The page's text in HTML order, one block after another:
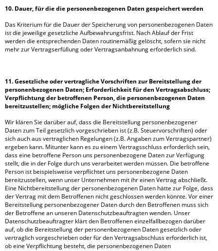
10. Dauer, für die die personenbezogenen Daten gespeichert werden
Das Kriterium für die Dauer der Speicherung von personenbezogenen Daten
ist die jeweilige gesetzliche Aufbewahrungsfrist. Nach Ablauf der Frist
werden die entsprechenden Daten routinemäßig gelöscht, sofern sie nicht
mehr zur Vertragserfüllung oder Vertragsanbahnung erforderlich sind.
11. Gesetzliche oder vertragliche Vorschriften zur Bereitstellung der
personenbezogenen Daten; Erforderlichkeit für den Vertragsabschluss;
Verpflichtung der betroffenen Person, die personenbezogenen Daten
bereitzustellen; mögliche Folgen der Nichtbereitstellung
Wir klären Sie darüber auf, dass die Bereitstellung personenbezogener
Daten zum Teil gesetzlich vorgeschrieben ist (z.B. Steuervorschriften) oder
sich auch aus vertraglichen Regelungen (z.B. Angaben zum Vertragspartner)
ergeben kann. Mitunter kann es zu einem Vertragsschluss erforderlich sein,
dass eine betroffene Person uns personenbezogene Daten zur Verfügung
stellt, die in der Folge durch uns verarbeitet werden müssen. Die betroffene
Person ist beispielsweise verpflichtet uns personenbezogene Daten
bereitzustellen, wenn unser Unternehmen mit ihr einen Vertrag abschließt.
Eine Nichtbereitstellung der personenbezogenen Daten hätte zur Folge, dass
der Vertrag mit dem Betroffenen nicht geschlossen werden könnte. Vor einer
Bereitstellung personenbezogener Daten durch den Betroffenen muss sich
der Betroffene an unseren Datenschutzbeauftragten wenden. Unser
Datenschutzbeauftragter klärt den Betroffenen einzelfallbezogen darüber
auf, ob die Bereitstellung der personenbezogenen Daten gesetzlich oder
vertraglich vorgeschrieben oder für den Vertragsabschluss erforderlich ist,
ob eine Verpflichtung besteht, die personenbezogenen Daten